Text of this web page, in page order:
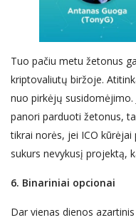
Tuo pačiu metu žetonus
kriptovaliutų biržoje.
nuo pirkėjų susidomėjimo.
panori parduoti žetonus,
tikrai norės, jei ICO kūrėjai
sukurs nevykusį projektą,
6. Binariniai opcionai
Dar vienas dienos